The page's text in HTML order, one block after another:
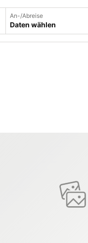
An-/Abreise
Daten wählen